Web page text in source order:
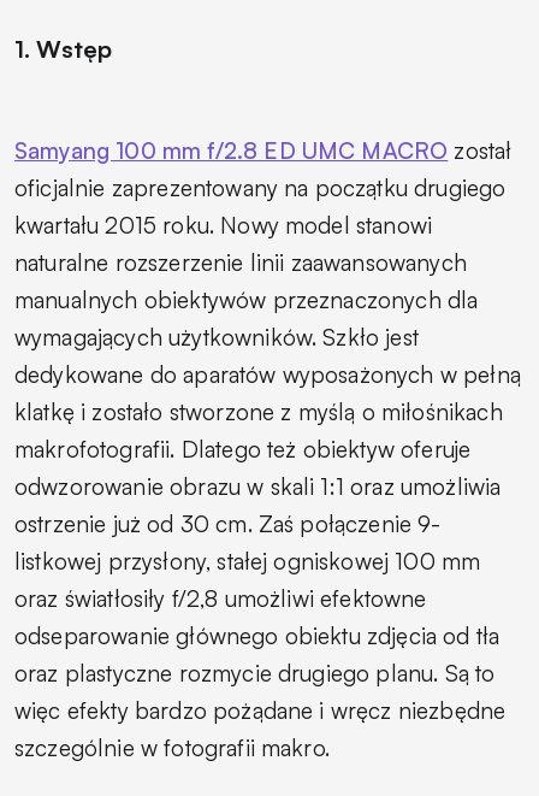
1. Wstęp
Samyang 100 mm f/2.8 ED UMC MACRO został
oficjalnie zaprezentowany na początku drugiego
kwartału 2015 roku. Nowy model stanowi
naturalne rozszerzenie linii zaawansowanych
manualnych obiektywów przeznaczonych dla
wymagających użytkowników. Szkło jest
dedykowane do aparatów wyposażonych w pełną
klatkę i zostało stworzone z myślą o miłośnikach
makrofotografii. Dlatego też obiektyw oferuje
odwzorowanie obrazu w skali 1:1 oraz umożliwia
ostrzenie już od 30 cm. Zaś połączenie 9-
listkowej przysłony, stałej ogniskowej 100 mm
oraz światłosiły f/2,8 umożliwi efektowne
odseparowanie głównego obiektu zdjęcia od tła
oraz plastyczne rozmycie drugiego planu. Są to
więc efekty bardzo pożądane i wręcz niezbędne
szczególnie w fotografii makro.